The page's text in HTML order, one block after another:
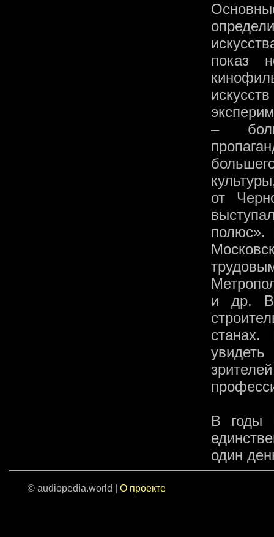
показ
–
от
полюс».
и др.
станах.
В годы
один
© audiopedia.world | О проекте